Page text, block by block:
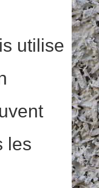
utilise
les